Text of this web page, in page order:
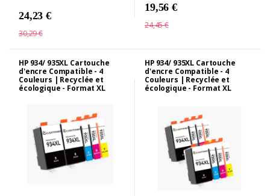
24,23 €
30,29 €
19,56 €
24,45 €
HP 934/ 935XL Cartouche
d'encre Compatible - 4
Couleurs | Recyclée et
écologique - Format XL
HP 934/ 935XL Cartouche
d'encre Compatible - 4
Couleurs | Recyclée et
écologique - Format XL